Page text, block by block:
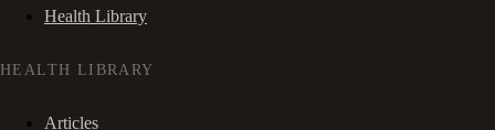
Health Library
HEALTH LIBRARY
Articles